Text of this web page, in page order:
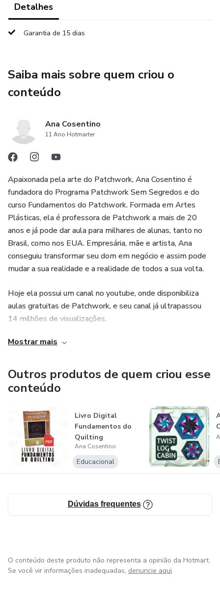
Detalhes
Garantia de 15 dias
Saiba mais sobre quem criou o
conteúdo
Ana Cosentino
11 Ano Hotmarter
Apaixonada pela arte do Patchwork, Ana Cosentino é
fundadora do Programa Patchwork Sem Segredos e do
curso Fundamentos do Patchwork. Formada em Artes
Plásticas, ela é professora de Patchwork a mais de 20
anos e já pode dar aula para milhares de alunas, tanto no
Brasil, como nos EUA. Empresária, mãe e artista, Ana
conseguiu transformar seu dom em negócio e assim pode
mudar a sua realidade e a realidade de todos a sua volta.
Hoje ela possui um canal no youtube, onde disponibiliza
aulas gratuitas de Patchwork, e seu canal já ultrapassou
14 milhões de visualizações.
Mostrar mais
Outros produtos de quem criou esse
conteúdo
Livro Digital
Fundamentos do
Quilting
Ana Cosentino
Educacional
Dúvidas frequentes
O conteúdo deste produto não representa a opinião da Hotmart.
Se você vir informações inadequadas, denuncie aqui